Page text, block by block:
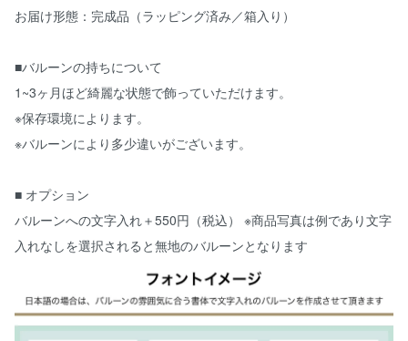
お届け形態：完成品（ラッピング済み／箱入り）
■バルーンの持ちについて
1~3ヶ月ほど綺麗な状態で飾っていただけます。
※保存環境によります。
※バルーンにより多少違いがございます。
■ オプション
バルーンへの文字入れ＋550円（税込） ※商品写真は例であり文字
入れなしを選択されると無地のバルーンとなります